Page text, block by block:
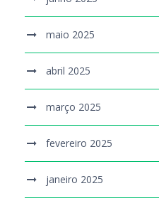
maio 2025
abril 2025
março 2025
fevereiro 2025
janeiro 2025